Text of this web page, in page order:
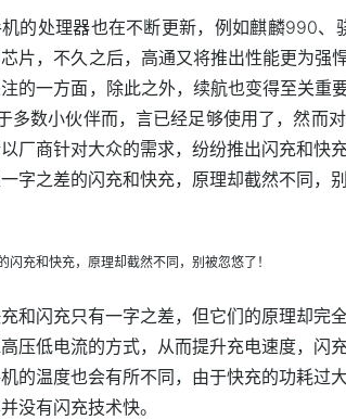
的处理器也在不断更新，例如麒麟990、
片，不久之后，高通又将推出性能更为强
的一方面，除此之外，续航也变得至关重
多数小伙伴而，言已经足够使用了，然而
厂商针对大众的需求，纷纷推出闪充和快
字之差的闪充和快充，原理却截然不同，别
和闪充只有一字之差，但它们的原理却完
压低电流的方式，从而提升充电速度，闪
的温度也会有所不同，由于快充的功耗过
没有闪充技术快。